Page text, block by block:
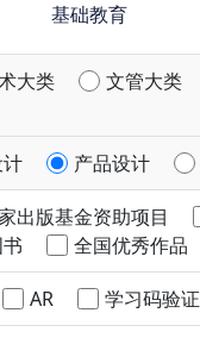
基础教育
大类 文管大类
产品设计
出版基金资助项目
全国优秀作品
AR 学习码验证